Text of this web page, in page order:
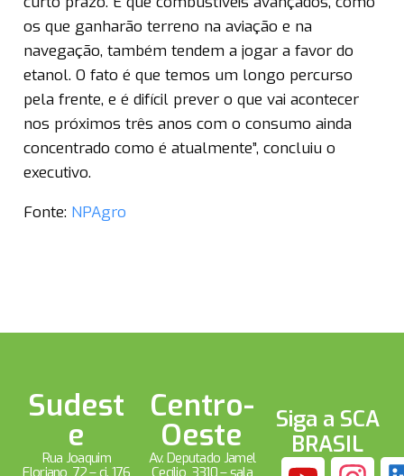
os que ganharão terreno na aviação e na
navegação, também tendem a jogar a favor do
etanol. O fato é que temos um longo percurso
pela frente, e é difícil prever o que vai acontecer
nos próximos três anos com o consumo ainda
concentrado como é atualmente”, concluiu o
executivo.
Fonte: NPAgro
Sudest
e
Rua Joaquim
Floriano, 72 – cj. 176
Centro-
Oeste
Av. Deputado Jamel
Cecílio, 3310 – sala
Siga a SCA
BRASIL